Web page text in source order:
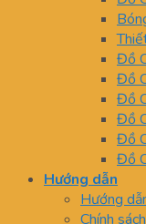
Đồ
Đồ
Đồ
Đồ
Đồ
Đồ
Hướng dẫn
Hướng
Chính